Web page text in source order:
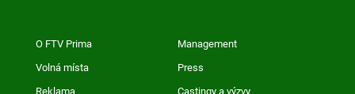
O FTV Prima Management
Volná místa Press
Reklama Castingy a výzvy